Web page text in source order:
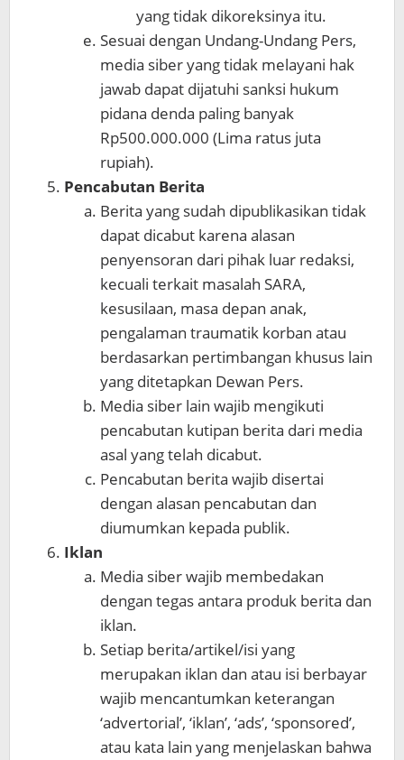
yang tidak dikoreksinya itu.
Sesuai dengan Undang-Undang Pers,
media siber yang tidak melayani hak
jawab dapat dijatuhi sanksi hukum
pidana denda paling banyak
Rp500.000.000 (Lima ratus juta
rupiah).
Pencabutan Berita
Berita yang sudah dipublikasikan tidak
dapat dicabut karena alasan
penyensoran dari pihak luar redaksi,
kecuali terkait masalah SARA,
kesusilaan, masa depan anak,
pengalaman traumatik korban atau
berdasarkan pertimbangan khusus lain
yang ditetapkan Dewan Pers.
Media siber lain wajib mengikuti
pencabutan kutipan berita dari media
asal yang telah dicabut.
Pencabutan berita wajib disertai
dengan alasan pencabutan dan
diumumkan kepada publik.
Iklan
Media siber wajib membedakan
dengan tegas antara produk berita dan
iklan.
Setiap berita/artikel/isi yang
merupakan iklan dan atau isi berbayar
wajib mencantumkan keterangan
‘advertorial’, ‘iklan’, ‘ads’, ‘sponsored’,
atau kata lain yang menjelaskan bahwa